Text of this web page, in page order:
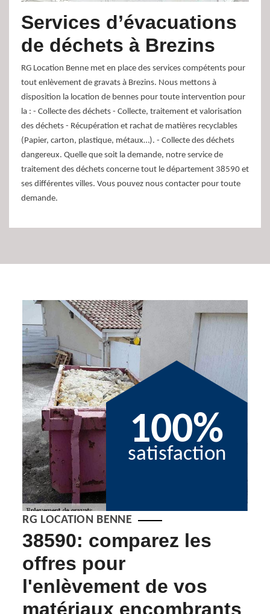
Services d’évacuations
de déchets à Brezins
RG Location Benne met en place des services compétents pour
tout enlèvement de gravats à Brezins. Nous mettons à
disposition la location de bennes pour toute intervention pour
la : - Collecte des déchets - Collecte, traitement et valorisation
des déchets - Récupération et rachat de matières recyclables
(Papier, carton, plastique, métaux…). - Collecte des déchets
dangereux. Quelle que soit la demande, notre service de
traitement des déchets concerne tout le département 38590 et
ses différentes villes. Vous pouvez nous contacter pour toute
demande.
100%
satisfaction
RG LOCATION BENNE
38590: comparez les
offres pour
l'enlèvement de vos
matériaux encombrants